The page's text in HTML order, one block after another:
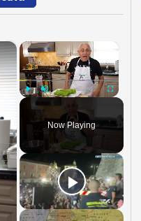
Fullscreen
Now Playing
×